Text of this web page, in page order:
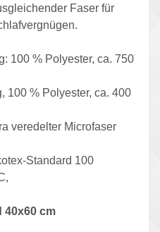
Faser für
100 % Polyester, ca. 750
100 % Polyester, ca. 400
veredelter Microfaser
Standard 100
40x60 cm